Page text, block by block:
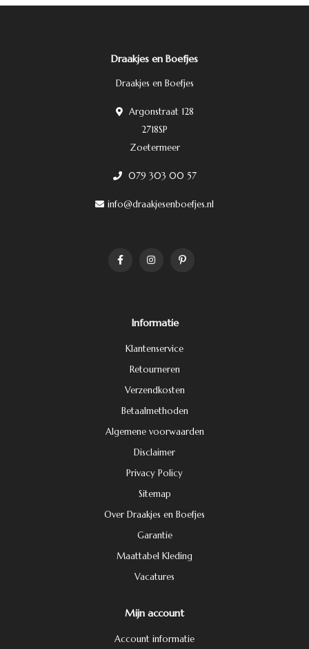
Draakjes en Boefjes
Draakjes en Boefjes
Argonstraat 128
2718SP
Zoetermeer
079 303 00 57
info@draakjesenboefjes.nl
Informatie
Klantenservice
Retourneren
Verzendkosten
Betaalmethoden
Algemene voorwaarden
Disclaimer
Privacy Policy
Sitemap
Over Draakjes en Boefjes
Garantie
Maattabel Kleding
Vacatures
Mijn account
Account informatie